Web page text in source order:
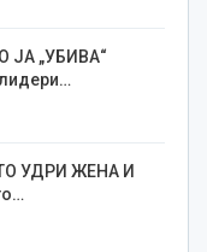
ЈА „УБИВА“
УДРИ ЖЕНА И